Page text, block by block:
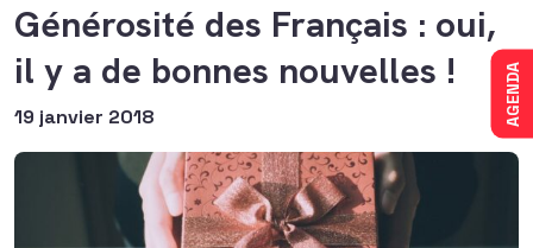
AGENDA
Générosité des Français : oui,
il y a de bonnes nouvelles !
19 janvier 2018